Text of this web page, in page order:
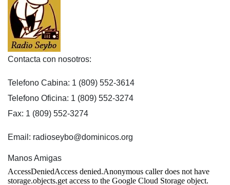
Contacta con nosotros:
Telefono Cabina: 1 (809) 552-3614
Telefono Oficina: 1 (809) 552-3274
Fax: 1 (809) 552-3274
Email: radioseybo@dominicos.org
Manos Amigas